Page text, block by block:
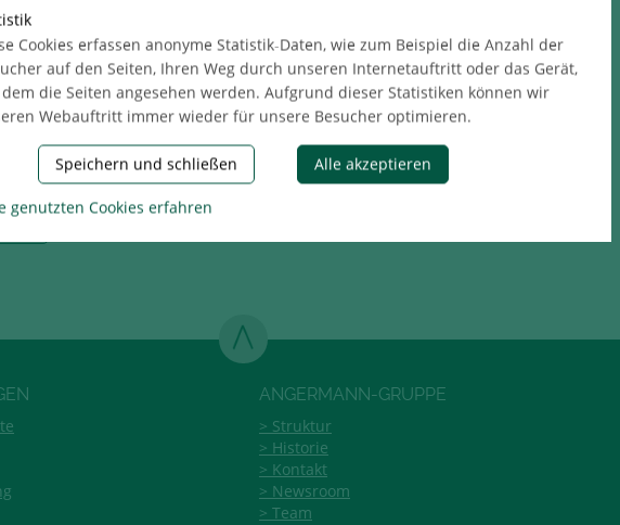
ANGERMANN-GRUPPE
Struktur
Historie
Kontakt
Newsroom
Team
Cookies erfassen anonyme Statistik-Daten, wie zum Beispiel die Anzahl der
auf den Seiten, Ihren Weg durch unseren Internetauftritt oder das Gerät,
die Seiten angesehen werden. Aufgrund dieser Statistiken können wir
Webauftritt immer wieder für unsere Besucher optimieren.
Speichern und schließen Alle akzeptieren
genutzten Cookies erfahren